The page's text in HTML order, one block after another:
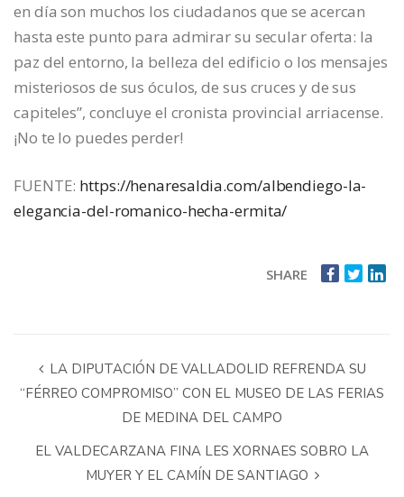
en día son muchos los ciudadanos que se acercan
hasta este punto para admirar su secular oferta: la
paz del entorno, la belleza del edificio o los mensajes
misteriosos de sus óculos, de sus cruces y de sus
capiteles”, concluye el cronista provincial arriacense.
¡No te lo puedes perder!
FUENTE: https://henaresaldia.com/albendiego-la-
elegancia-del-romanico-hecha-ermita/
SHARE
LA DIPUTACIÓN DE VALLADOLID REFRENDA SU
“FÉRREO COMPROMISO” CON EL MUSEO DE LAS FERIAS
DE MEDINA DEL CAMPO
EL VALDECARZANA FINA LES XORNAES SOBRO LA
MUYER Y EL CAMÍN DE SANTIAGO